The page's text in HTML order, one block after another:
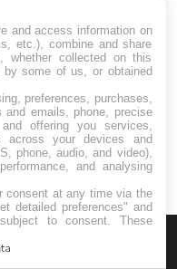
(Sclérose latérale
and access information on
etc.), combine and share
whether collected on this
some of us, or obtained
preferences, purchases,
and emails, phone, precise
offering you services,
across your devices and
phone, audio, and video),
and analysing
consent at any time via the
detailed preferences" and
to consent. These